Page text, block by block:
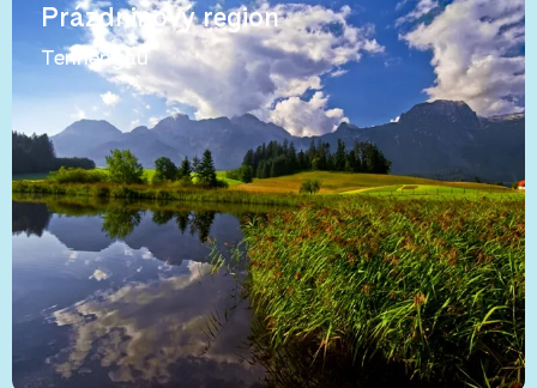
Prázdninový region
Tennengau